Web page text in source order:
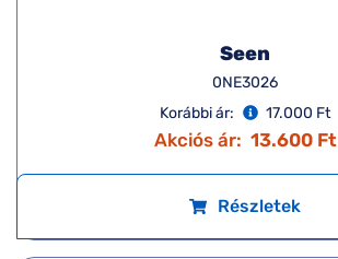
Seen
0NE3026
Korábbi ár:
17.000 Ft
Akciós ár: 13.600 Ft
Részletek